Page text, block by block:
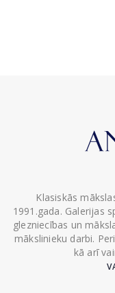
Klasiskās
1991.gada. Galerijas
glezniecības un
mākslinieku darbi.
kā arī